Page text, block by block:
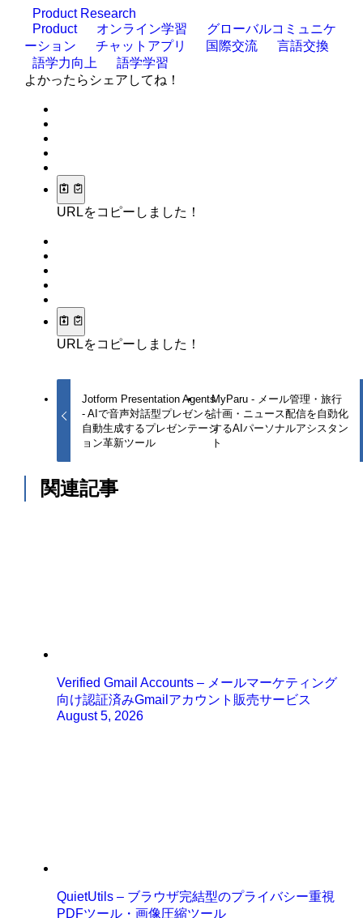
Product Research
Product
オンライン学習
グローバルコミュニケ
ーション
チャットアプリ 国際交流
言語交換
語学力向上
語学学習
よかったらシェアしてね！
URLをコピーしました！
URLをコピーしました！
Jotform Presentation Agents
- AIで音声対話型プレゼンを
自動生成するプレゼンテーシ
ョン革新ツール
MyParu - メール管理・旅行
計画・ニュース配信を自動化
するAIパーソナルアシスタン
ト
関連記事
Verified Gmail Accounts – メールマーケティング
向け認証済みGmailアカウント販売サービス
August 5, 2026
QuietUtils – ブラウザ完結型のプライバシー重視
PDFツール・画像圧縮ツール